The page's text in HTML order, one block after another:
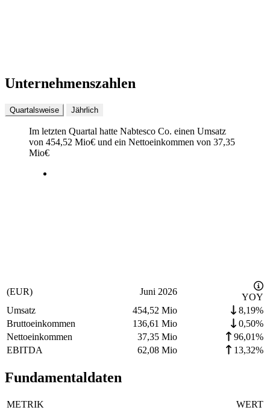
Unternehmenszahlen
Quartalsweise Jährlich
Im letzten Quartal hatte Nabtesco Co. einen Umsatz
von 454,52 Mio€ und ein Nettoeinkommen von 37,35
Mio€
(EUR) Juni 2026
YOY
Umsatz
454,52 Mio
8,19%
Bruttoeinkommen
136,61 Mio
0,50%
Nettoeinkommen
37,35 Mio
96,01%
EBITDA
62,08 Mio 13,32%
Fundamentaldaten
METRIK
WERT